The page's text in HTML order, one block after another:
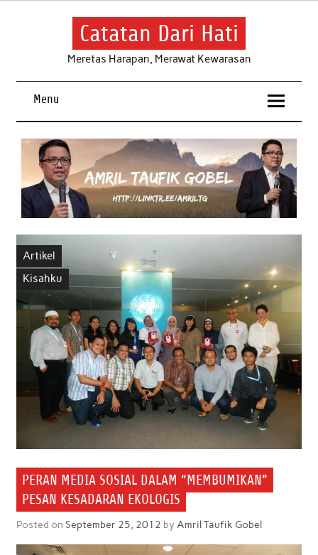
Skip
Catatan Dari Hati
Meretas Harapan, Merawat Kewarasan
Menu
Artikel
Kisahku
PERAN MEDIA SOSIAL DALAM “MEMBUMIKAN”
PESAN KESADARAN EKOLOGIS
Posted on September 25, 2012 by Amril Taufik Gobel